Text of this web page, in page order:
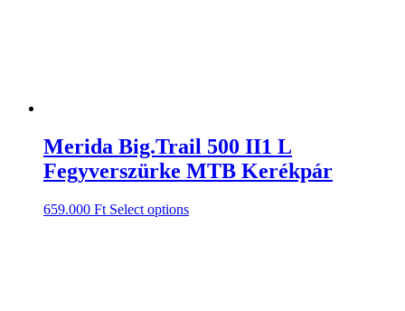
Merida Big.Trail 500 II1 L
Fegyverszürke MTB Kerékpár
659.000 Ft Select options